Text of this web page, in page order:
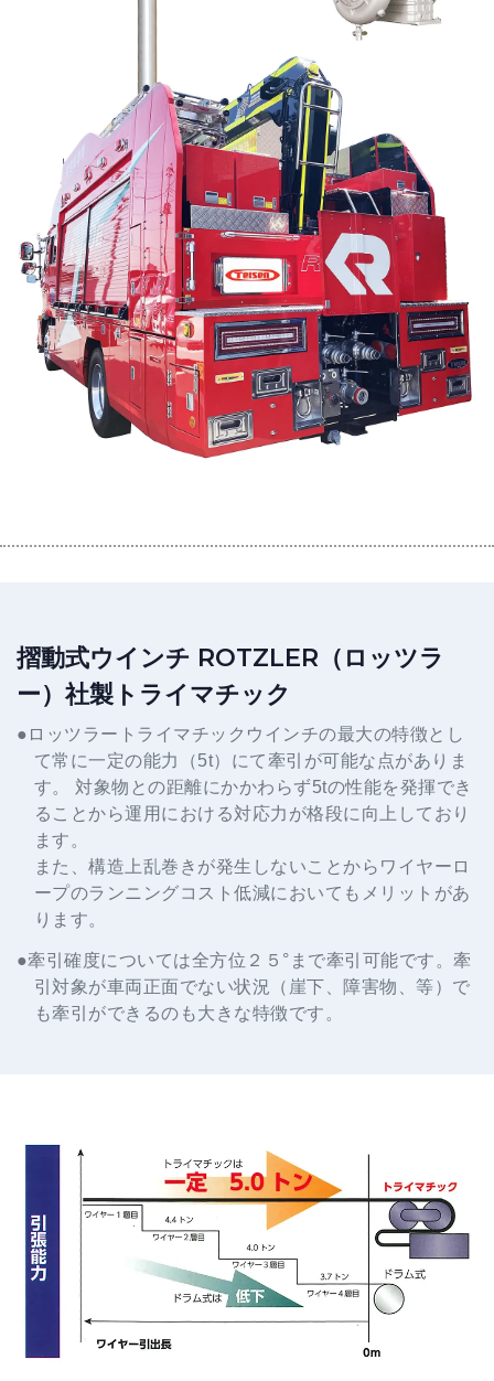
摺動式ウインチ ROTZLER（ロッツラ
ー）社製 トライマチック
●ロッツラートライマチックウインチの最大の特徴とし
て常に一定の能力（5t）にて牽引が可能な点がありま
す。 対象物との距離にかかわらず5tの性能を発揮でき
ることから運用における対応力が格段に向上しており
ます。
また、構造上乱巻きが発生しないことからワイヤーロ
ープのランニングコスト低減においてもメリットがあ
ります。
●牽引確度については全方位２５°まで牽引可能です。牽
引対象が車両正面でない状況（崖下、障害物、等）で
も牽引ができるのも大きな特徴です。